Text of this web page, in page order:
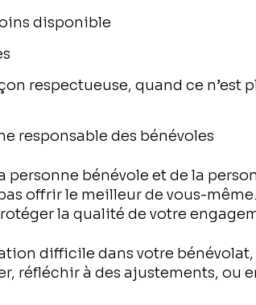
disponible
respectueuse, quand ce n’est
responsable des bénévoles
bénévole et de la
offrir le meilleur de vous-
la qualité de votre
difficile dans votre bénévolat,
réfléchir à des ajustements, ou